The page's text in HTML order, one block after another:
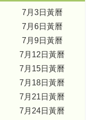
7月3日黃曆
7月6日黃曆
7月9日黃曆
7月12日黃曆
7月15日黃曆
7月18日黃曆
7月21日黃曆
7月24日黃曆